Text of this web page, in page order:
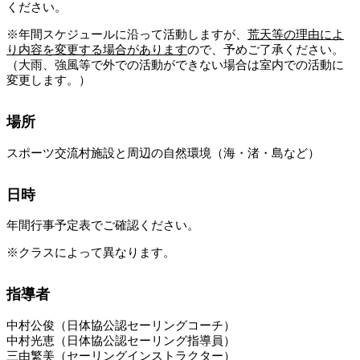
ください。
※年間スケジュールに沿って活動しますが、 荒天等の理由によ
り内容を変更する場合がありますので、予めご了承ください。
（大雨、強風等で外での活動ができない場合は室内での活動に
変更します。）
場所
スポーツ交流村施設と周辺の自然環境（海・渚・島など）
日時
年間行事予定表でご確認ください。
※クラスによって異なります。
指導者
中村公俊（日体協公認セーリングコーチ）
中村光恵（日体協公認セーリング指導員）
三由繁美（セーリングインストラクター）